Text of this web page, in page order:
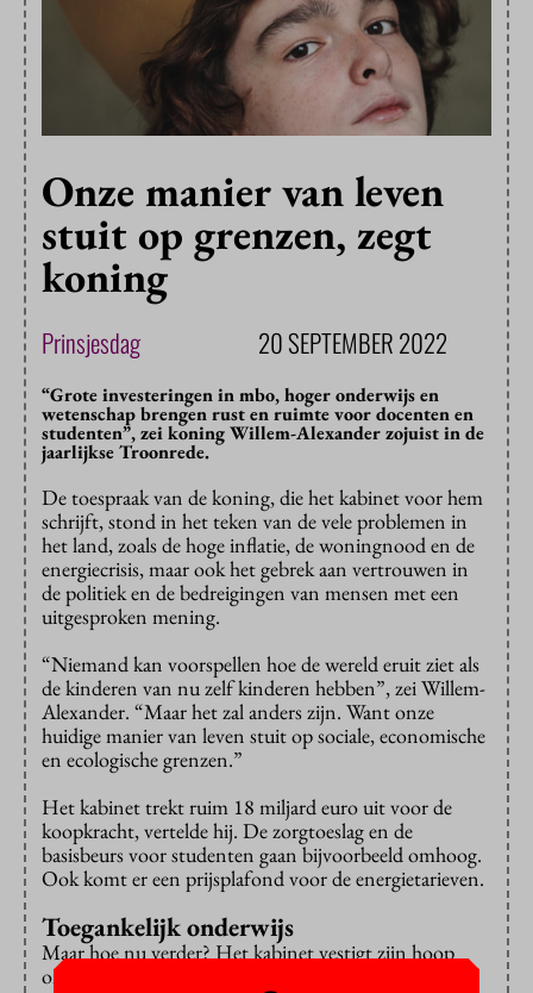
Onze manier van leven
stuit op grenzen, zegt
koning
Prinsjesdag 20 SEPTEMBER 2022
“Grote investeringen in mbo, hoger onderwijs en
wetenschap brengen rust en ruimte voor docenten en
studenten”, zei koning Willem-Alexander zojuist in de
jaarlijkse Troonrede.
De toespraak van de koning, die het kabinet voor hem
schrijft, stond in het teken van de vele problemen in
het land, zoals de hoge inflatie, de woningnood en de
energiecrisis, maar ook het gebrek aan vertrouwen in
de politiek en de bedreigingen van mensen met een
uitgesproken mening.
“Niemand kan voorspellen hoe de wereld eruit ziet als
de kinderen van nu zelf kinderen hebben”, zei Willem-
Alexander. “Maar het zal anders zijn. Want onze
huidige manier van leven stuit op sociale, economische
en ecologische grenzen.”
Het kabinet trekt ruim 18 miljard euro uit voor de
koopkracht, vertelde hij. De zorgtoeslag en de
basisbeurs voor studenten gaan bijvoorbeeld omhoog.
Ook komt er een prijsplafond voor de energietarieven.
Toegankelijk onderwijs
Maar hoe nu verder? Het kabinet vestigt zijn hoop
onder meer op het onderwijs. “Investeren in de